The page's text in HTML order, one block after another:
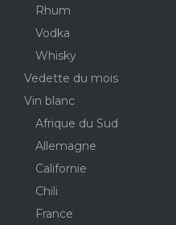
Rhum
Vodka
Whisky
Vedette du mois
Vin blanc
Afrique du Sud
Allemagne
Californie
Chili
France